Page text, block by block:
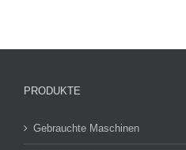
PRODUKTE
Gebrauchte Maschinen